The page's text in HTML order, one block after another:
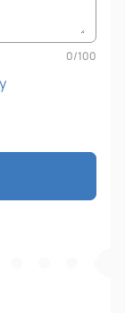
0/100